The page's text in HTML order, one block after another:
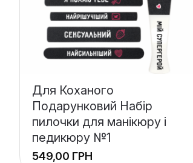
Для Коханого
Подарунковий Набір
пилочки для манікюру і
педикюру №1
ГРН